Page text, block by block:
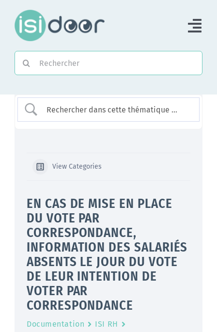
contenu
Piloter un réseau
View Categories
EN CAS DE MISE EN PLACE
DU VOTE PAR
CORRESPONDANCE,
INFORMATION DES SALARIÉS
ABSENTS LE JOUR DU VOTE
DE LEUR INTENTION DE
VOTER PAR
CORRESPONDANCE
Documentation
ISI RH